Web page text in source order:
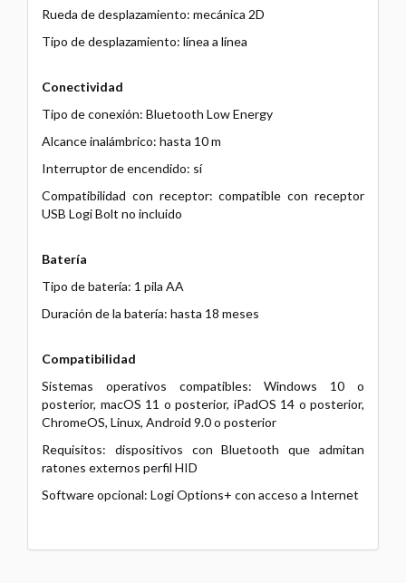
Rueda de desplazamiento: mecánica 2D
Tipo de desplazamiento: línea a línea
Conectividad
Tipo de conexión: Bluetooth Low Energy
Alcance inalámbrico: hasta 10 m
Interruptor de encendido: sí
Compatibilidad con receptor: compatible con receptor
USB Logi Bolt no incluido
Batería
Tipo de batería: 1 pila AA
Duración de la batería: hasta 18 meses
Compatibilidad
Sistemas operativos compatibles: Windows 10 o
posterior, macOS 11 o posterior, iPadOS 14 o posterior,
ChromeOS, Linux, Android 9.0 o posterior
Requisitos: dispositivos con Bluetooth que admitan
ratones externos perfil HID
Software opcional: Logi Options+ con acceso a Internet